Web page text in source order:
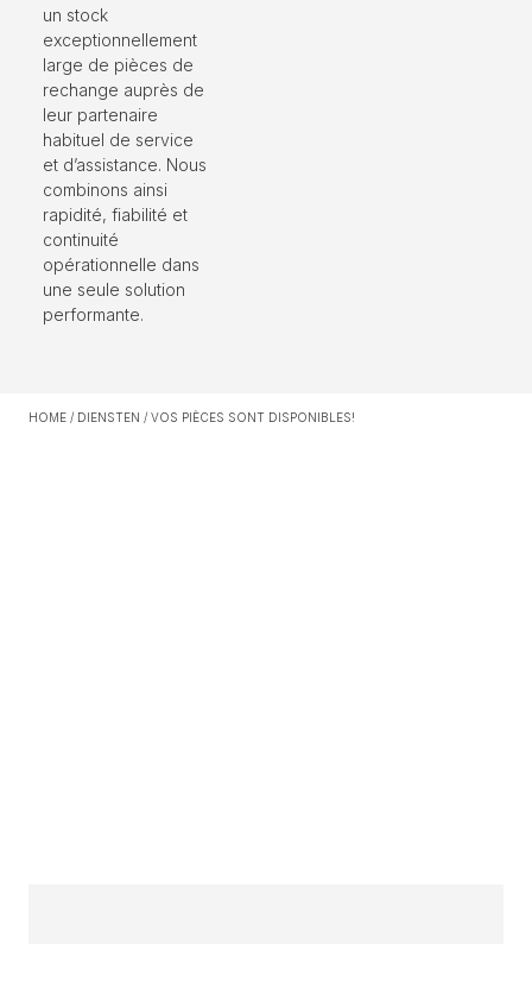
un stock
exceptionnellement
large de pièces de
rechange auprès de
leur partenaire
habituel de service
et d’assistance. Nous
combinons ainsi
rapidité, fiabilité et
continuité
opérationnelle dans
une seule solution
performante.
HOME / DIENSTEN / VOS PIÈCES SONT DISPONIBLES!